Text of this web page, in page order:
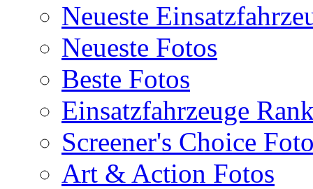
Neueste
Neueste Fotos
Beste Fotos
Einsatzfahrzeuge
Screener's Choice
Art & Action Fotos